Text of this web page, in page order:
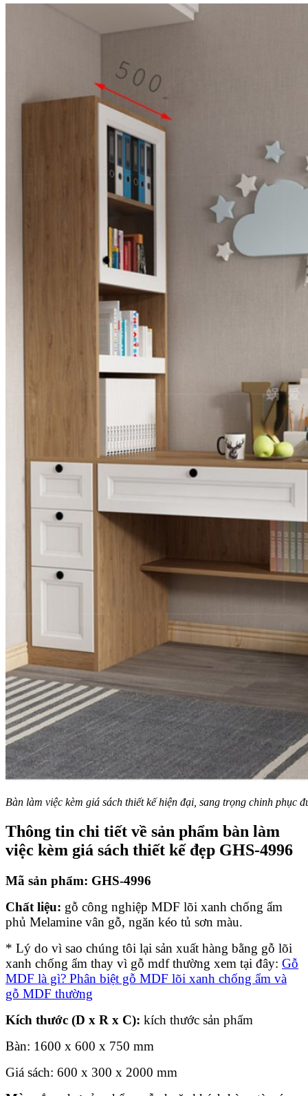
Bàn làm việc kèm giá sách thiết kế hiện đại, sang trọng chinh phục
Thông tin chi tiết về sản phẩm bàn làm
việc kèm giá sách thiết kế đẹp GHS-4996
Mã sản phẩm: GHS-4996
Chất liệu: gỗ công nghiệp MDF lõi xanh chống ẩm
phủ Melamine vân gỗ, ngăn kéo tủ sơn màu.
* Lý do vì sao chúng tôi lại sản xuất hàng bằng gỗ lõi
xanh chống ẩm thay vì gỗ mdf thường xem tại đây: Gỗ
MDF là gì? Phân biệt gỗ MDF lõi xanh chống ẩm và
gỗ MDF thường
Kích thước (D x R x C): kích thước sản phẩm
Bàn: 1600 x 600 x 750 mm
Giá sách: 600 x 300 x 2000 mm